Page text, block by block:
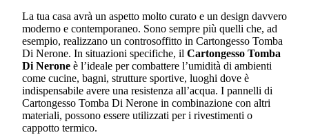
La tua casa avrà un aspetto molto curato e un design davvero
moderno e contemporaneo. Sono sempre più quelli che, ad
esempio, realizzano un controsoffitto in Cartongesso Tomba
Di Nerone. In situazioni specifiche, il Cartongesso Tomba
Di Nerone è l’ideale per combattere l’umidità di ambienti
come cucine, bagni, strutture sportive, luoghi dove è
indispensabile avere una resistenza all’acqua. I pannelli di
Cartongesso Tomba Di Nerone in combinazione con altri
materiali, possono essere utilizzati per i rivestimenti o
cappotto termico.